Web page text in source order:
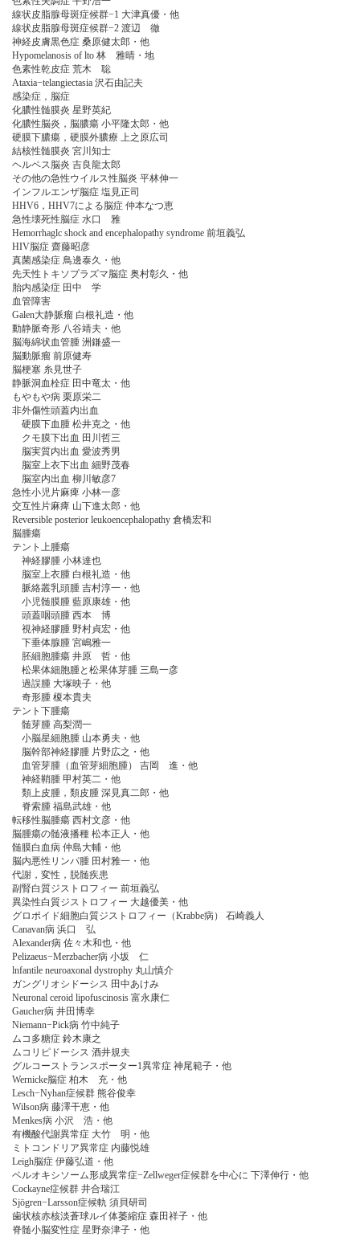
線状皮脂腺母斑症候群−1 大津真優・他
線状皮脂腺母斑症候群−2 渡辺 徹
神経皮膚黒色症 桑原健太郎・他
Hypomelanosis of lto 林 雅晴・地
色素性乾皮症 荒木 聡
Ataxia−telangiectasia 沢石由記夫
感染症，脳症
化膿性髄膜炎 星野英紀
化膿性脳炎，脳膿瘍 小平隆太郎・他
硬膜下膿瘍，硬膜外膿療 上之原広司
結核性髄膜炎 宮川知士
ヘルペス脳炎 吉良龍太郎
その他の急性ウイルス性脳炎 平林伸一
インフルエンザ脳症 塩見正司
HHV6，HHV7による脳症 仲本なつ恵
急性壊死性脳症 水口 雅
Hemorrhaglc shock and encephalopathy syndrome 前垣義弘
HIV脳症 齋藤昭彦
真菌感染症 鳥邊泰久・他
先天性トキソプラズマ脳症 奥村彰久・他
胎内感染症 田中 学
血管障害
Galen大静脈瘤 白根礼造・他
動静脈奇形 八谷靖夫・他
脳海綿状血管腫 洲鎌盛一
脳動脈瘤 前原健寿
脳梗塞 糸見世子
静脈洞血栓症 田中竜太・他
もやもや病 栗原栄二
非外傷性頭蓋内出血
硬膜下血腫 松井克之・他
クモ膜下出血 田川哲三
脳実質内出血 愛波秀男
脳室上衣下出血 細野茂春
脳室内出血 柳川敏彦7
急性小児片麻痺 小林一彦
交互性片麻痺 山下進太郎・他
Reversible posterior leukoencephalopathy 倉橋宏和
脳腫瘍
テント上腫瘍
神経膠腫 小林達也
脳室上衣腫 白根礼造・他
脈絡叢乳頭腫 吉村淳一・他
小児髄膜腫 藍原康雄・他
頭蓋咽頭腫 西本 博
視神経膠腫 野村貞宏・他
下垂体腺腫 宮嶋雅一
胚細胞腫瘍 井原 哲・他
松果体細胞腫と松果体芽腫 三島一彦
過誤腫 大塚映子・他
奇形腫 榎本貴夫
テント下腫瘍
髄芽腫 高梨潤一
小脳星細胞腫 山本勇夫・他
脳幹部神経膠腫 片野広之・他
血管芽腫（血管芽細胞腫） 吉岡 進・他
神経鞘腫 甲村英二・他
類上皮腫，類皮腫 深見真二郎・他
脊索腫 福島武雄・他
転移性脳腫瘍 西村文彦・他
脳腫瘍の髄液播種 松本正人・他
髄膜白血病 仲島大輔・他
脳内悪性リンパ腫 田村雅一・他
代謝，変性，脱髄疾患
副腎白質ジストロフィー 前垣義弘
異染性白質ジストロフィー 大越優美・他
グロポイド細胞白質ジストロフィー（Krabbe病） 石崎義人
Canavan病 浜口 弘
Alexander病 佐々木和也・他
Pelizaeus−Merzbacher病 小坂 仁
lnfantile neuroaxonal dystrophy 丸山慎介
ガングリオシドーシス 田中あけみ
Neuronal ceroid lipofuscinosis 富永康仁
Gaucher病 井田博幸
Niemann−Pick病 竹中純子
ムコ多糖症 鈴木康之
ムコリピドーシス 酒井規夫
グルコーストランスポーター1異常症 神尾範子・他
Wernicke脳症 柏木 充・他
Lesch−Nyhan症候群 熊谷俊幸
Wilson病 藤澤干恵・他
Menkes病 小沢 浩・他
有機酸代謝異常症 大竹 明・他
ミトコンドリア異常症 内藤悦雄
Leigh脳症 伊藤弘道・他
ベルオキシソーム形成異常症−Zellweger症候群を中心に 下澤伸行・他
Cockayne症候群 井合瑞江
Sjögren−Larsson症候軌 須貝研司
歯状核赤核淡蒼球ルイ体萎縮症 森田祥子・他
脊髄小脳変性症 星野奈津子・他